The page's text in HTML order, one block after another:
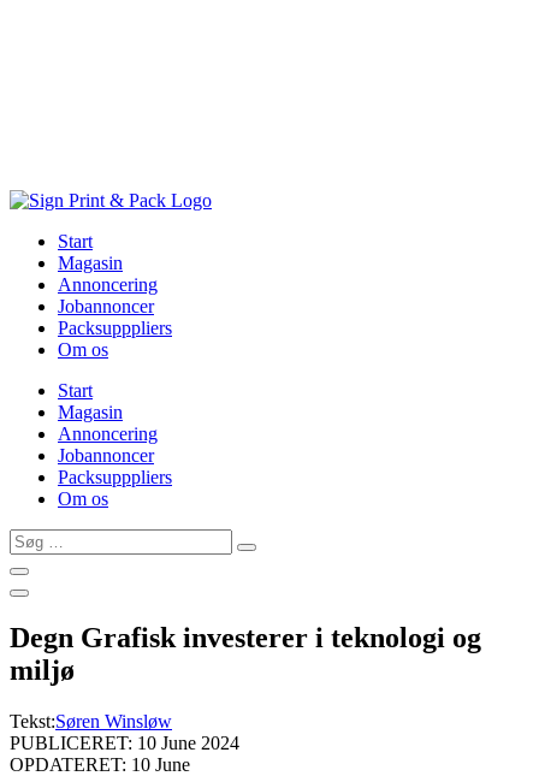
Start
Magasin
Annoncering
Jobannoncer
Packsupppliers
Om os
Start
Magasin
Annoncering
Jobannoncer
Packsupppliers
Om os
Søg
…
Degn Grafisk investerer i teknologi og
miljø
Tekst:Søren Winsløw
PUBLICERET: 10 June 2024
OPDATERET: 10 June